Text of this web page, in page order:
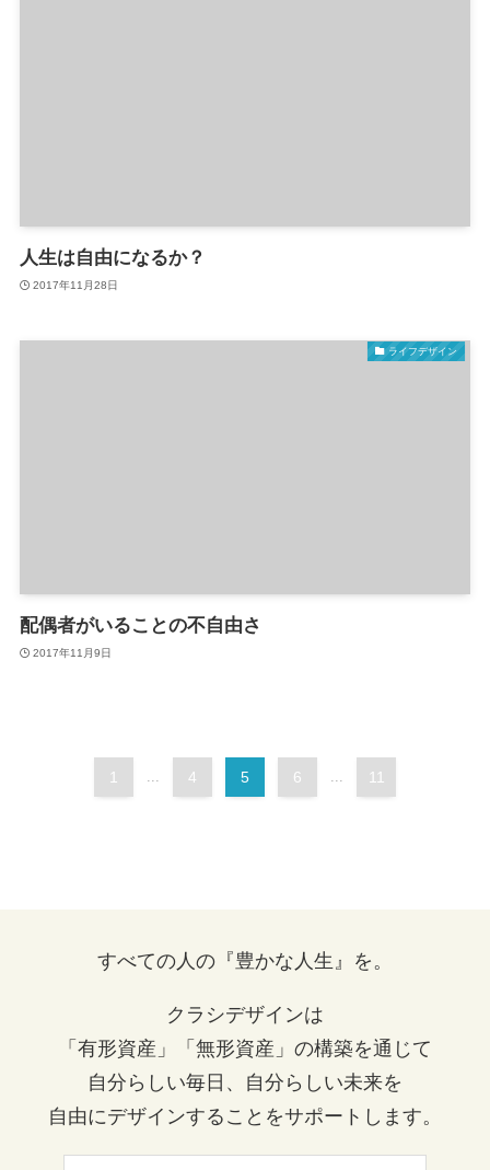
人生は自由になるか？
2017年11月28日
ライフデザイン
配偶者がいることの不自由さ
2017年11月9日
1 ... 4 5 6 ... 11
すべての人の『豊かな人生』を。
クラシデザインは
「有形資産」「無形資産」の構築を通じて
自分らしい毎日、自分らしい未来を
自由にデザインすることをサポートします。